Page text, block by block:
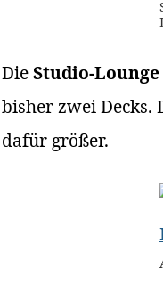
DieStudio-Lounge
bisher zwei Decks.
dafür größer.